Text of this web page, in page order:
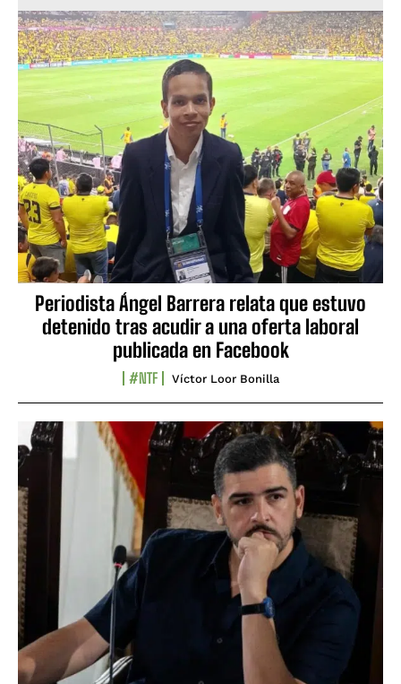
Periodista Ángel Barrera relata que estuvo
detenido tras acudir a una oferta laboral
publicada en Facebook
#NTF Víctor Loor Bonilla